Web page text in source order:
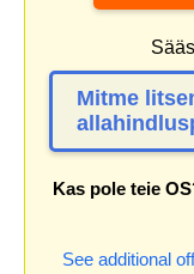
Mitme
Kas pole teie
See additional